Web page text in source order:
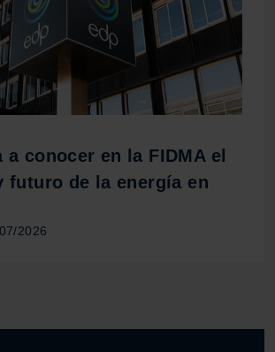
a conocer en la FIDMA el
futuro de la energía en
2026